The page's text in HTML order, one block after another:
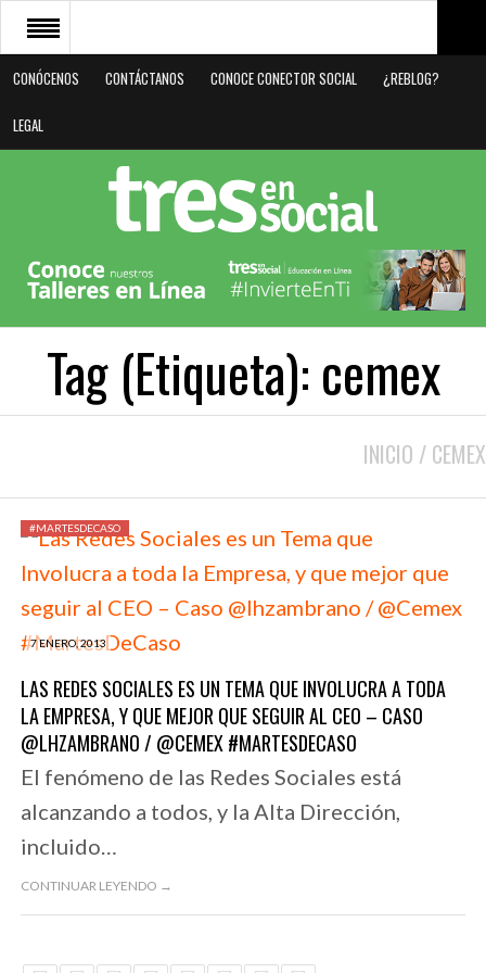
CONÓCENOS CONTÁCTANOS CONOCE CONECTOR SOCIAL ¿REBLOG?
LEGAL
CONOCE CONECTOR SOCIAL
LEGAL
Tag (Etiqueta): cemex
INICIO / CEMEX
7 ENERO, 2013
#MARTESDECASO
LAS REDES SOCIALES ES UN TEMA QUE INVOLUCRA A TODA
LA EMPRESA, Y QUE MEJOR QUE SEGUIR AL CEO – CASO
@LHZAMBRANO / @CEMEX #MARTESDECASO
El fenómeno de las Redes Sociales está
alcanzando a todos, y la Alta Dirección,
incluido…
CONTINUAR LEYENDO →